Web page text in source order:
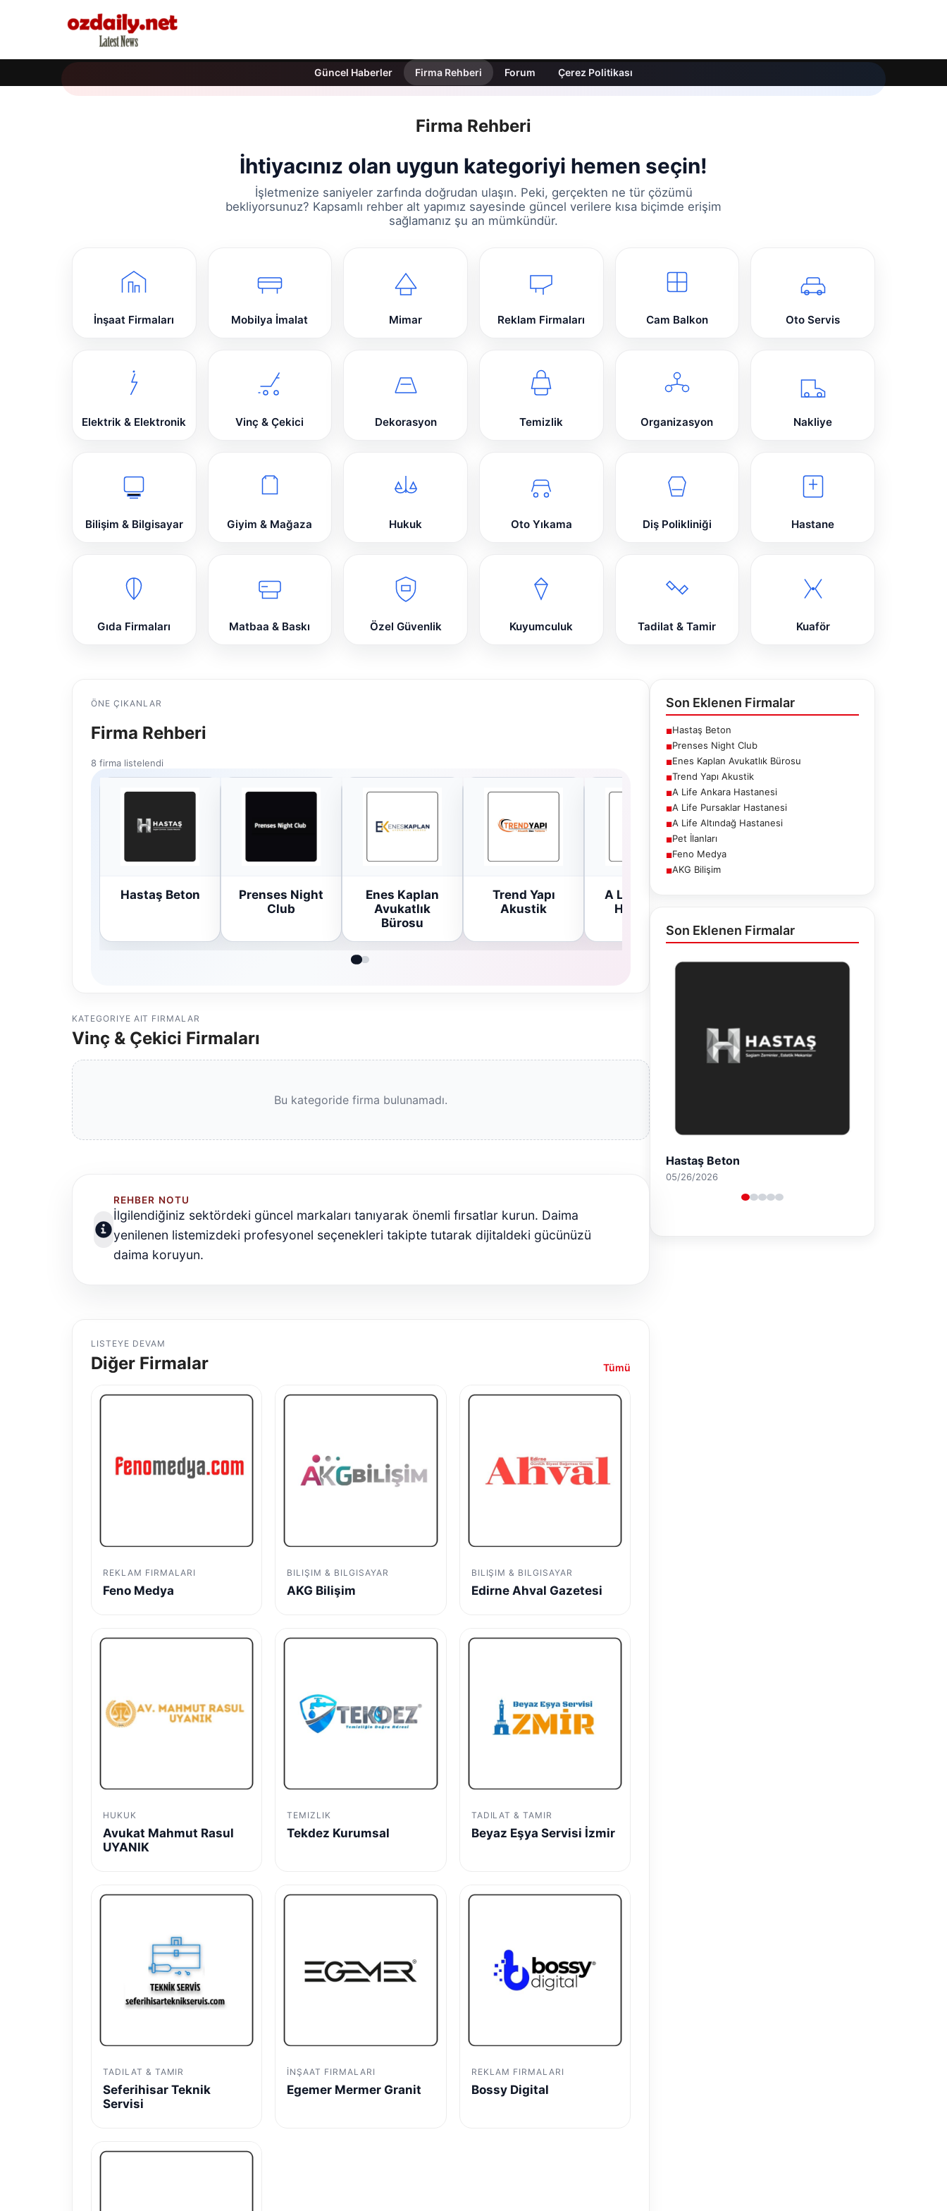
Güncel Haberler Firma Rehberi Forum Çerez Politikası
Firma Rehberi
İhtiyacınız olan uygun kategoriyi hemen seçin!
İşletmenize saniyeler zarfında doğrudan ulaşın. Peki, gerçekten ne tür çözümü
bekliyorsunuz? Kapsamlı rehber alt yapımız sayesinde güncel verilere kısa biçimde erişim
sağlamanız şu an mümkündür.
İnşaat Firmaları Mobilya İmalat Mimar Reklam Firmaları Cam Balkon Oto Servis
Elektrik & Elektronik Vinç & Çekici Dekorasyon Temizlik Organizasyon Nakliye
Bilişim & Bilgisayar Giyim & Mağaza Hukuk Oto Yıkama Diş Polikliniği Hastane
Gıda Firmaları Matbaa & Baskı Özel Güvenlik Kuyumculuk Tadilat & Tamir Kuaför
ÖNE ÇIKANLAR
Firma Rehberi
8 firma listelendi
Hastaş Beton
Prenses Night
Club
Enes Kaplan
Avukatlık
Bürosu
Trend Yapı
Akustik
A Life Ankara
Hastanesi
KATEGORIYE AIT FIRMALAR
Vinç & Çekici Firmaları
Bu kategoride firma bulunamadı.
REHBER NOTU
İlgilendiğiniz sektördeki güncel markaları tanıyarak önemli fırsatlar kurun. Daima
yenilenen listemizdeki profesyonel seçenekleri takipte tutarak dijitaldeki gücünüzü
daima koruyun.
LISTEYE DEVAM
Diğer Firmalar Tümü
REKLAM FIRMALARI
Feno Medya
BILIŞIM & BILGISAYAR
AKG Bilişim
BILIŞIM & BILGISAYAR
Edirne Ahval Gazetesi
HUKUK
Avukat Mahmut Rasul
UYANIK
TEMIZLIK
Tekdez Kurumsal
TADILAT & TAMIR
Beyaz Eşya Servisi İzmir
TADILAT & TAMIR
Seferihisar Teknik
Servisi
İNŞAAT FIRMALARI
Egemer Mermer Granit
REKLAM FIRMALARI
Bossy Digital
Son Eklenen Firmalar
■Hastaş Beton
■Prenses Night Club
■Enes Kaplan Avukatlık Bürosu
■Trend Yapı Akustik
■A Life Ankara Hastanesi
■A Life Pursaklar Hastanesi
■A Life Altındağ Hastanesi
■Pet İlanları
■Feno Medya
■AKG Bilişim
Son Eklenen Firmalar
Prenses Night Club
04/29/2026